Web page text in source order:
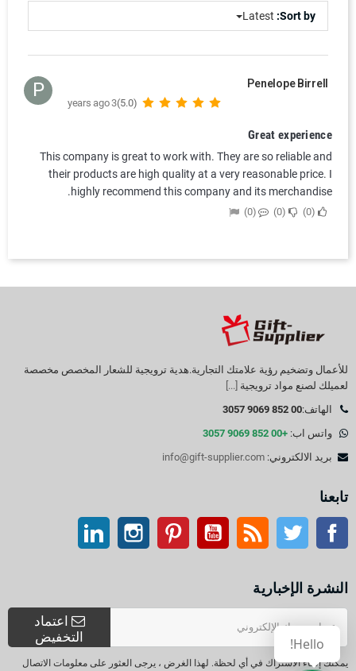
Sort by:
Latest
P Penelope Birrell
(5.0)
3 years ago
Great experience
This company is great to work with. They are so reliable and
their products are high quality at a very reasonable price. I
highly recommend this company and its merchandise.
0
0
0
للأعمال وتضخيم رؤية علامتك التجارية.هدية ترويجية للشعار المخصص مخصصة
لعميلك لصنع مواد ترويجية [...]
الهاتف:00 852 9069 3057
واتس اب: +00 852 9069 3057
بريد الالكتروني: info@gift-supplier.com
تابعنا
موقع التواصل الاجتماعي الفيسبوك
تويتر آر إس إس موقع يوتيوببينتيريست انستغرام
النشرة الإخبارية
اعتماد
التخفيض
يمكنك إلغاء الاشتراك في أي لحظة. لهذا الغرض ، يرجى العثور على معلومات الاتصال